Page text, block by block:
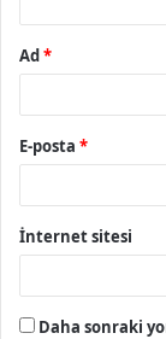
Ad*
E-posta *
İnternet sitesi
Daha sonraki